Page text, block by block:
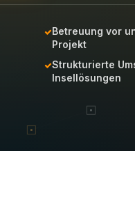
Betreuung vor
Projekt
Strukturierte
Insellösungen